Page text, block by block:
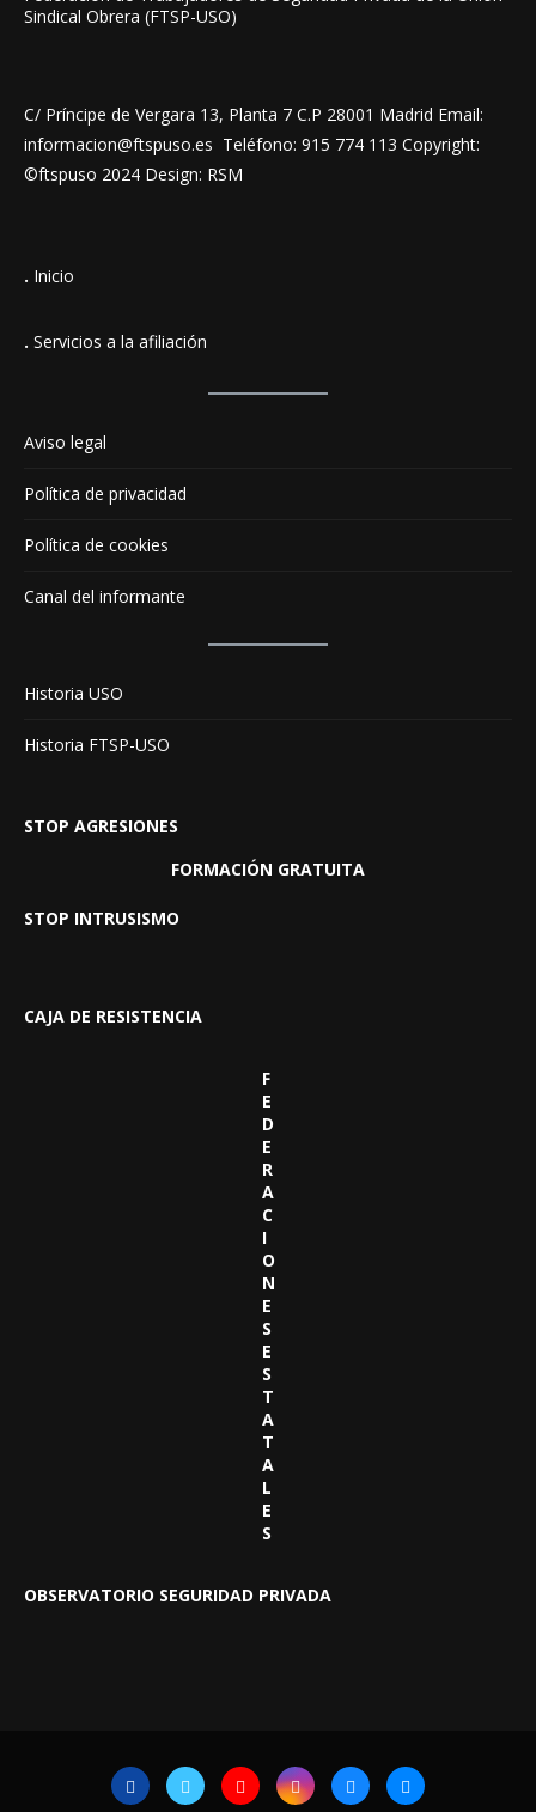
Sindical Obrera (FTSP-USO)
C/ Príncipe de Vergara 13, Planta 7 C.P 28001 Madrid Email:
informacion@ftspuso.es Teléfono: 915 774 113 Copyright:
©ftspuso 2024 Design: RSM
. Inicio
. Servicios a la afiliación
Aviso legal
Política de privacidad
Política de cookies
Canal del informante
Historia USO
Historia FTSP-USO
STOP AGRESIONES
FORMACIÓN GRATUITA
STOP INTRUSISMO
CAJA DE RESISTENCIA
F
E
D
E
R
A
C
I
O
N
E
S
E
S
T
A
T
A
L
E
S
OBSERVATORIO SEGURIDAD PRIVADA